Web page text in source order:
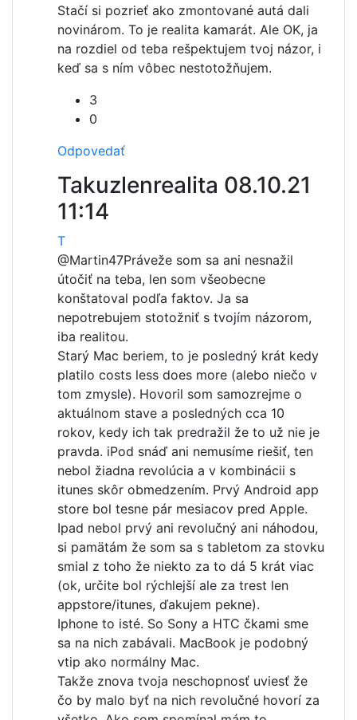
Stačí si pozrieť ako zmontované autá dali
novinárom. To je realita kamarát. Ale OK, ja
na rozdiel od teba rešpektujem tvoj názor, i
keď sa s ním vôbec nestotožňujem.
3
0
Odpovedať
Takuzlenrealita 08.10.21
11:14
T
@Martin47Práveže som sa ani nesnažil
útočiť na teba, len som všeobecne
konštatoval podľa faktov. Ja sa
nepotrebujem stotožniť s tvojím názorom,
iba realitou.
Starý Mac beriem, to je posledný krát kedy
platilo costs less does more (alebo niečo v
tom zmysle). Hovoril som samozrejme o
aktuálnom stave a posledných cca 10
rokov, kedy ich tak predražil že to už nie je
pravda. iPod snáď ani nemusíme riešiť, ten
nebol žiadna revolúcia a v kombinácii s
itunes skôr obmedzením. Prvý Android app
store bol tesne pár mesiacov pred Apple.
Ipad nebol prvý ani revolučný ani náhodou,
si pamätám že som sa s tabletom za stovku
smial z toho že niekto za to dá 5 krát viac
(ok, určite bol rýchlejší ale za trest len
appstore/itunes, ďakujem pekne).
Iphone to isté. So Sony a HTC čkami sme
sa na nich zabávali. MacBook je podobný
vtip ako normálny Mac.
Takže znova tvoja neschopnosť uviesť že
čo by malo byť na nich revolučné hovorí za